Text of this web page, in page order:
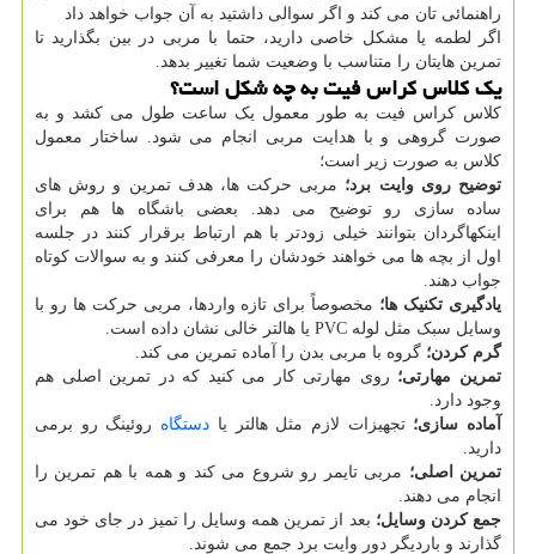
راهنمائی تان می کند و اگر سوالی داشتید به آن جواب خواهد داد
اگر لطمه یا مشکل خاصی دارید، حتما با مربی در بین بگذارید تا
تمرین هایتان را متناسب با وضعیت شما تغییر بدهد.
یک کلاس کراس فیت به چه شکل است؟
کلاس کراس فیت به طور معمول یک ساعت طول می کشد و به
صورت گروهی و با هدایت مربی انجام می شود. ساختار معمول
کلاس به صورت زیر است؛
توضیح روی وایت برد؛ مربی حرکت ها، هدف تمرین و روش های
ساده سازی رو توضیح می دهد. بعضی باشگاه ها هم برای
اینکهاگردان بتوانند خیلی زودتر با هم ارتباط برقرار کنند در جلسه
اول از بچه ها می خواهند خودشان را معرفی کنند و به سوالات کوتاه
جواب دهند.
یادگیری تکنیک ها؛ مخصوصاً برای تازه واردها، مربی حرکت ها رو با
وسایل سبک مثل لوله PVC یا هالتر خالی نشان داده است.
گرم کردن؛ گروه با مربی بدن را آماده تمرین می کند.
تمرین مهارتی؛ روی مهارتی کار می کنید که در تمرین اصلی هم
وجود دارد.
آماده سازی؛تجهیزات لازم مثل هالتر یا دستگاه روئینگ رو برمی
دارید.
تمرین اصلی؛ مربی تایمر رو شروع می کند و همه با هم تمرین را
انجام می دهند.
جمع کردن وسایل؛ بعد از تمرین همه وسایل را تمیز در جای خود می
گذارند و باردیگر دور وایت برد جمع می شوند.